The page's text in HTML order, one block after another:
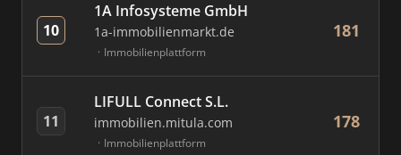
10
1A Infosysteme GmbH
1a-immobilienmarkt.de
Immobilienplattform
181
11
LIFULL Connect S.L.
immobilien.mitula.com
Immobilienplattform
178